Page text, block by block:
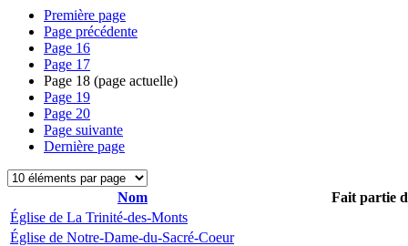
Première page
Page précédente
Page 16
Page 17
Page 18 (page actuelle)
Page 19
Page 20
Page suivante
Dernière page
Nom
Fait partie
Église de La Trinité-des-Monts
Église de Notre-Dame-du-Sacré-Coeur